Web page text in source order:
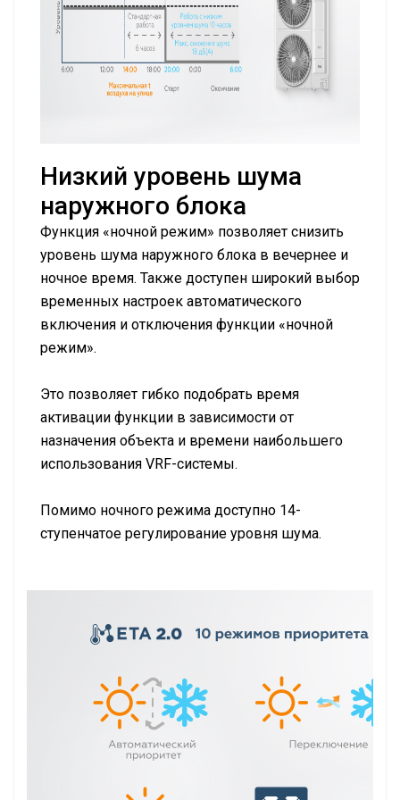
Низкий уровень шума
наружного блока
Функция «ночной режим» позволяет снизить
уровень шума наружного блока в вечернее и
ночное время. Также доступен широкий выбор
временных настроек автоматического
включения и отключения функции «ночной
режим».
Это позволяет гибко подобрать время
активации функции в зависимости от
назначения объекта и времени наибольшего
использования VRF-системы.
Помимо ночного режима доступно 14-
ступенчатое регулирование уровня шума.